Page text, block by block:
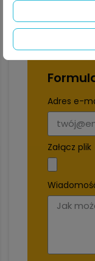
+48
Adres e-
Załącz plik